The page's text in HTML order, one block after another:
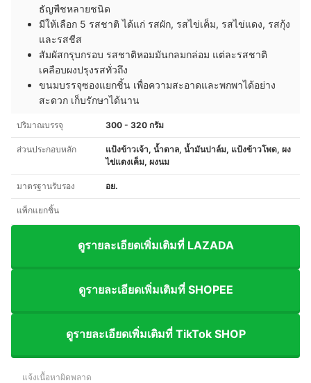
ธัญพืชหลายชนิด
มีให้เลือก 5 รสชาติ ได้แก่ รสผัก, รสไข่เค็ม, รสไข่แดง, รสกุ้ง
และรสชีส
สัมผัสกรุบกรอบ รสชาติหอมมันกลมกล่อม แต่ละรสชาติ
เคลือบผงปรุงรสทั่วถึง
ขนมบรรจุซองแยกชิ้น เพื่อความสะอาดและพกพาได้อย่าง
สะดวก เก็บรักษาได้นาน
ปริมาณบรรจุ 300 - 320 กรัม
ส่วนประกอบหลัก
แป้งข้าวเจ้า, น้ำตาล, น้ำมันปาล์ม, แป้งข้าวโพด, ผง
ไข่แดงเค็ม, ผงนม
มาตรฐานรับรอง อย.
แพ็กแยกชิ้น
ดูรายละเอียดเพิ่มเติมที่ LAZADA
ดูรายละเอียดเพิ่มเติมที่ SHOPEE
ดูรายละเอียดเพิ่มเติมที่ TikTok SHOP
แจ้งเนื้อหาผิดพลาด